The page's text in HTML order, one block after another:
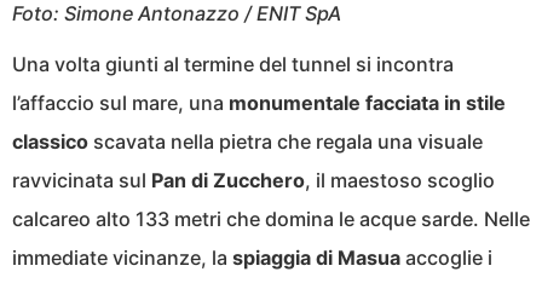
Foto: Simone Antonazzo / ENIT SpA
Una volta giunti al termine del tunnel si incontra
l’affaccio sul mare, una monumentale facciata in stile
classico scavata nella pietra che regala una visuale
ravvicinata sul Pan di Zucchero, il maestoso scoglio
calcareo alto 133 metri che domina le acque sarde. Nelle
immediate vicinanze, la spiaggia di Masua accoglie i